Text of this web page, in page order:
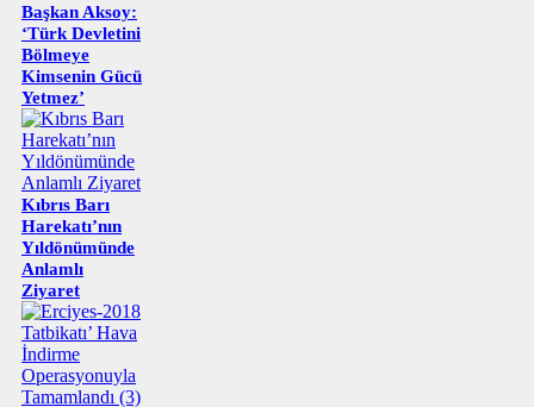
Başkan Aksoy:
‘Türk Devletini
Bölmeye
Kimsenin Gücü
Yetmez’
Kıbrıs Barı
Harekatı’nın
Yıldönümünde
Anlamlı
Ziyaret